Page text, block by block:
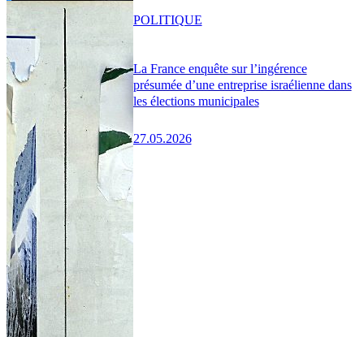
La France enquête sur l’ingérence
présumée d’une entreprise israélienne dans
les élections municipales
27.05.2026
POLITIQUE